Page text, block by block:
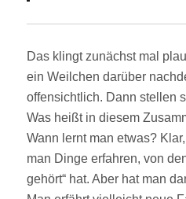
Das klingt zunächst mal
ein Weilchen darüber
offensichtlich. Dann stellen
Was heißt in diesem
Wann lernt man etwas?
man Dinge erfahren, von
gehört“ hat. Aber hat man